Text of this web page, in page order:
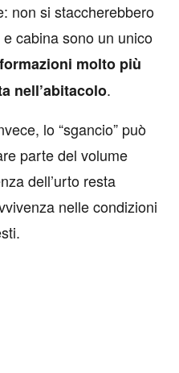
non si staccherebbero
cabina sono un unico
molto più
nell’abitacolo.
lo “sgancio” può
parte del volume
dell’urto resta
nelle condizioni